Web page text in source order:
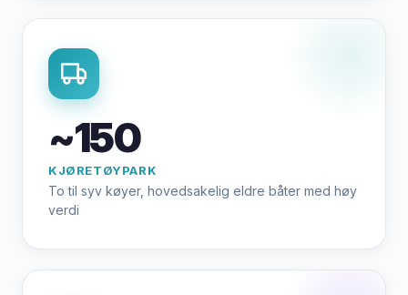
~150
KJØRETØYPARK
To til syv køyer, hovedsakelig eldre båter med høy
verdi